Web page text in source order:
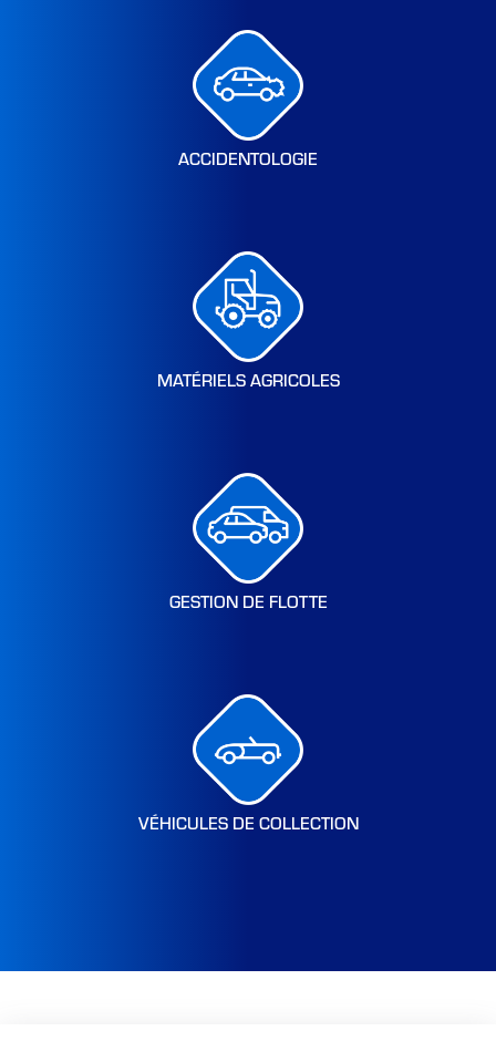
ACCIDENTOLOGIE
MATÉRIELS AGRICOLES
GESTION DE FLOTTE
VÉHICULES DE COLLECTION